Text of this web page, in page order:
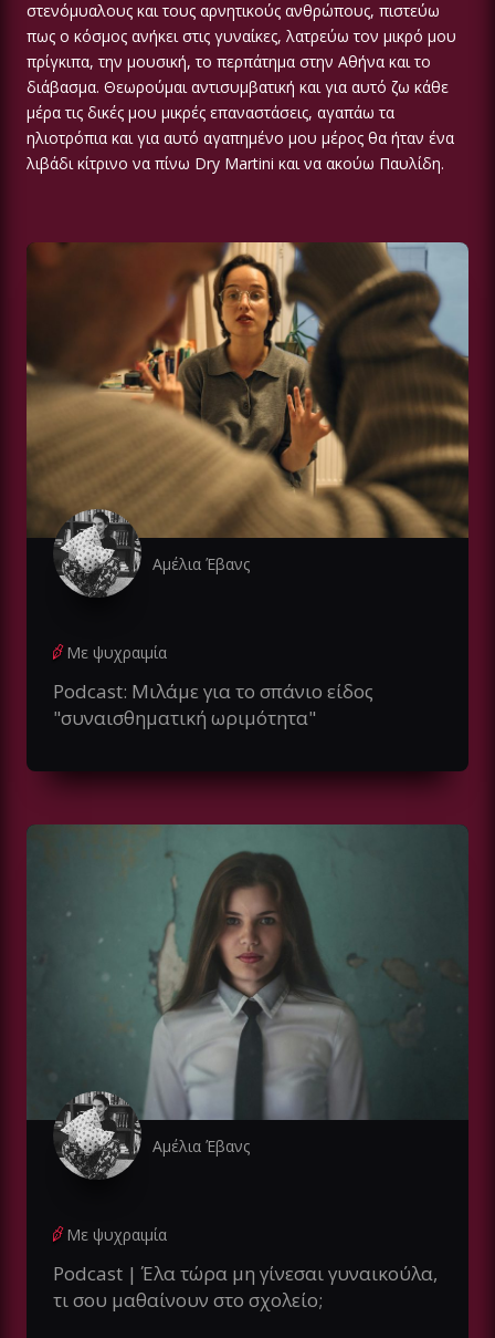
στενόμυαλους και τους αρνητικούς ανθρώπους, πιστεύω
πως ο κόσμος ανήκει στις γυναίκες, λατρεύω τον μικρό μου
πρίγκιπα, την μουσική, το περπάτημα στην Αθήνα και το
διάβασμα. Θεωρούμαι αντισυμβατική και για αυτό ζω κάθε
μέρα τις δικές μου μικρές επαναστάσεις, αγαπάω τα
ηλιοτρόπια και για αυτό αγαπημένο μου μέρος θα ήταν ένα
λιβάδι κίτρινο να πίνω Dry Martini και να ακούω Παυλίδη.
Αμέλια Έβανς
Με ψυχραιμία
Podcast: Μιλάμε για το σπάνιο είδος
"συναισθηματική ωριμότητα"
Αμέλια Έβανς
Με ψυχραιμία
Podcast | Έλα τώρα μη γίνεσαι γυναικούλα,
τι σου μαθαίνουν στο σχολείο;